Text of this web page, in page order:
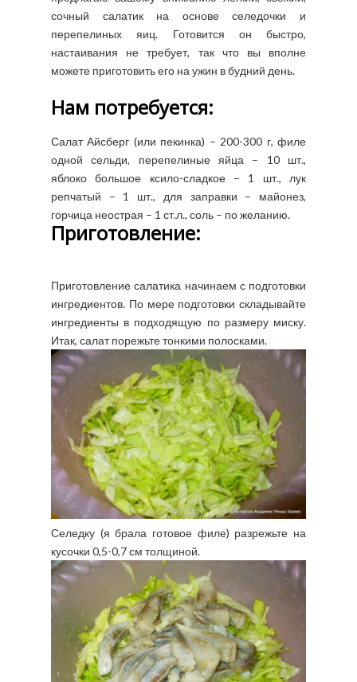
сочный салатик на основе селедочки и
перепелиных яиц. Готовится он быстро,
настаивания не требует, так что вы вполне
можете приготовить его на ужин в будний день.
Нам потребуется:
Салат Айсберг (или пекинка) – 200-300 г, филе
одной сельди, перепелиные яйца – 10 шт.,
яблоко большое ксило-сладкое – 1 шт., лук
репчатый – 1 шт., для заправки – майонез,
горчица неострая – 1 ст.л., соль – по желанию.
Приготовление:
Приготовление салатика начинаем с подготовки
ингредиентов. По мере подготовки складывайте
ингредиенты в подходящую по размеру миску.
Итак, салат порежьте тонкими полосками.
Селедку (я брала готовое филе) разрежьте на
кусочки 0,5-0,7 см толщиной.